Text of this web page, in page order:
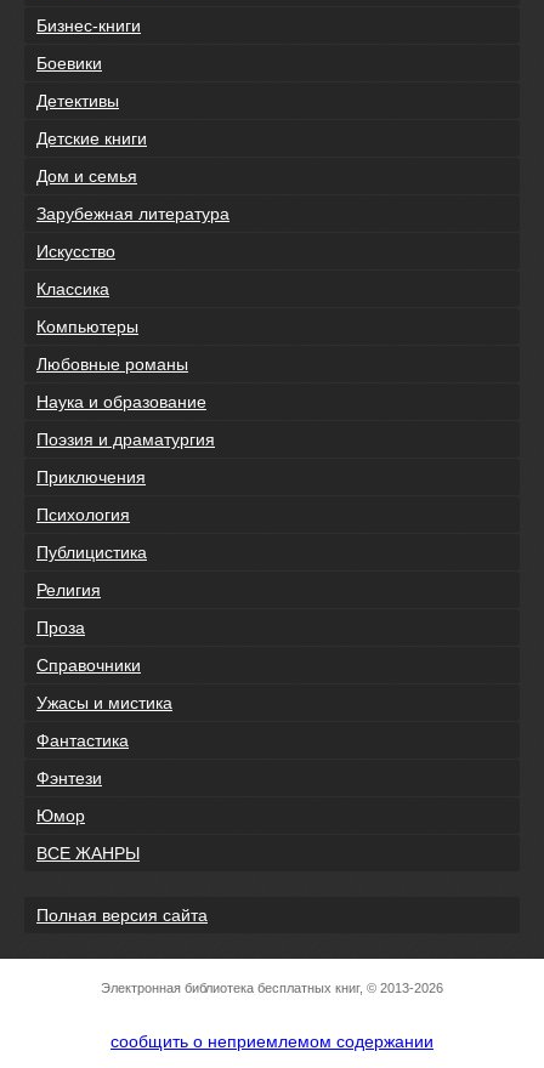
Бизнес-книги
Боевики
Детективы
Детские книги
Дом и семья
Зарубежная литература
Искусство
Классика
Компьютеры
Любовные романы
Наука и образование
Поэзия и драматургия
Приключения
Психология
Публицистика
Религия
Проза
Справочники
Ужасы и мистика
Фантастика
Фэнтези
Юмор
ВСЕ ЖАНРЫ
Полная версия сайта
Электронная библиотека бесплатных книг, © 2013-2026
сообщить о неприемлемом содержании